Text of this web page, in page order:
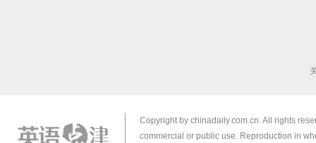
Copyright by chinadaily.com.cn. All rights
commercial or public use. Reproduction in